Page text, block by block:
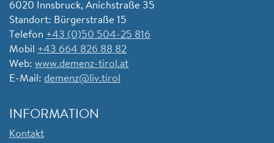
6020 Innsbruck, Anichstraße 35
Standort: Bürgerstraße 15
Telefon +43 (0)50 504-25 816
Mobil +43 664 826 88 82
Web: www.demenz-tirol.at
E-Mail: demenz@liv.tirol
INFORMATION
Kontakt